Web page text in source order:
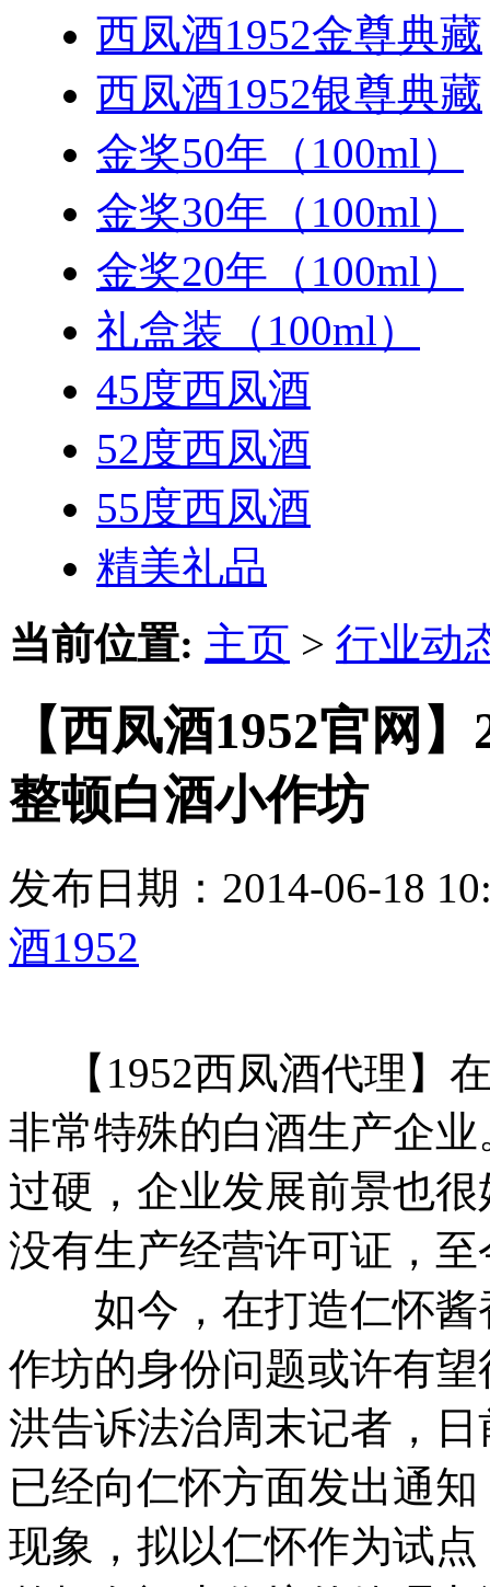
西凤酒1952金尊典藏
西凤酒1952银尊典藏
金奖50年（100ml）
金奖30年（100ml）
金奖20年（100ml）
礼盒装（100ml）
45度西凤酒
52度西凤酒
55度西凤酒
精美礼品
当前位置: 主页 > 行业动
【西凤酒1952官网
整顿白酒小作坊
发布日期：2014-06-18
酒1952
【1952西凤酒代理】
非常特殊的白酒生产企业
过硬，企业发展前景也
没有生产经营许可证，
如今，在打造仁怀酱
作坊的身份问题或许有
洪告诉法治周末记者，
已经向仁怀方面发出通
现象，拟以仁怀作为试点